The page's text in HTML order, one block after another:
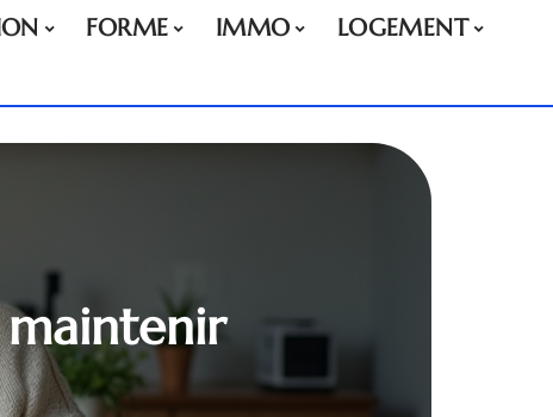
FORME IMMO
LOGEMENT